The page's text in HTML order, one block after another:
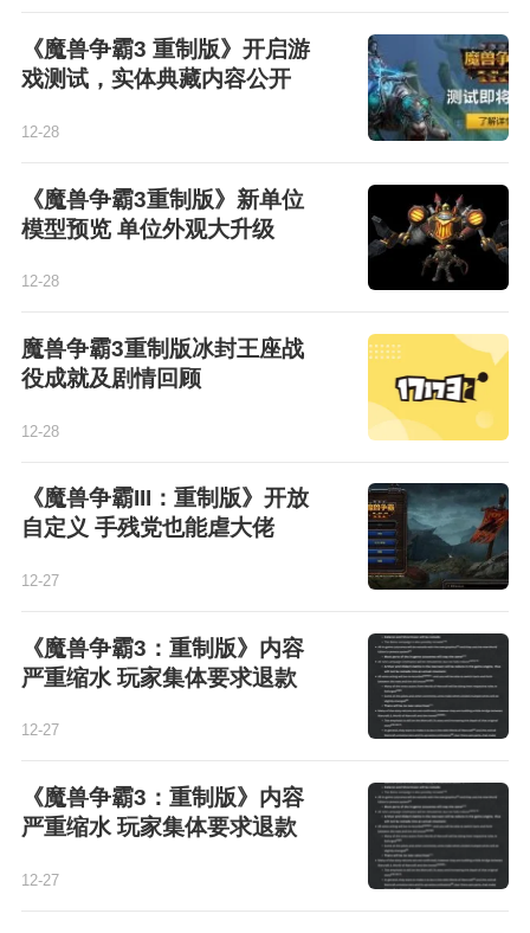
《魔兽争霸3 重制版》开启游
戏测试，实体典藏内容公开
12-28
《魔兽争霸3重制版》新单位
模型预览 单位外观大升级
12-28
魔兽争霸3重制版冰封王座战
役成就及剧情回顾
12-28
《魔兽争霸III：重制版》开放
自定义 手残党也能虐大佬
12-27
《魔兽争霸3：重制版》内容
严重缩水 玩家集体要求退款
12-27
《魔兽争霸3：重制版》内容
严重缩水 玩家集体要求退款
12-27